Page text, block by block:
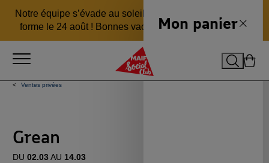
menu
contenu
page
Notre équipe s’évade au soleil 🏖️ pour revenir en pleine
forme le 24 août ! Bonnes vacances ☀️ En savoir plus
MAIF Social Club
Ouvrir le menu
Mon
Ventes privées
Grean
DU 02.03AU 14.03
Mon panier